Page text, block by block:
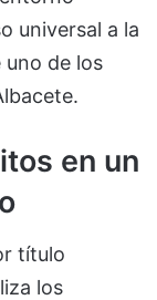
universal a la
de los
en un
título
los